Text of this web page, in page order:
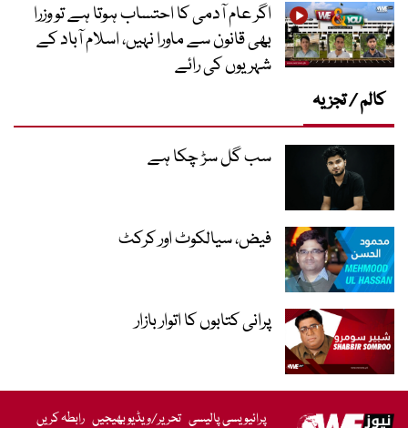
اگر عام آدمی کا احتساب ہوتا ہے تو وزرا
بھی قانون سے ماورا نہیں، اسلام آباد کے
شہریوں کی رائے
کالم / تجزیہ
سب گل سڑ چکا ہے
فیض، سیالکوٹ اور کرکٹ
پرانی کتابوں کا اتوار بازار
پرائیویسی پالیسی تحریر/ویڈیو بھیجیں رابطہ کریں